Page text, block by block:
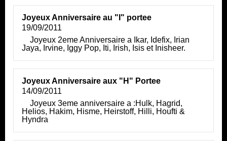
Joyeux Anniversaire au "I" portee
19/09/2011
Joyeux 2eme Anniversaire a Ikar, Idefix, Irian
Jaya, Irvine, Iggy Pop, Iti, Irish, Isis et Inisheer.
Joyeux Anniversaire aux "H" Portee
14/09/2011
Joyeux 3eme anniversaire a :Hulk, Hagrid,
Helios, Hakim, Hisme, Heirstoff, Hilli, Houfti &
Hyndra